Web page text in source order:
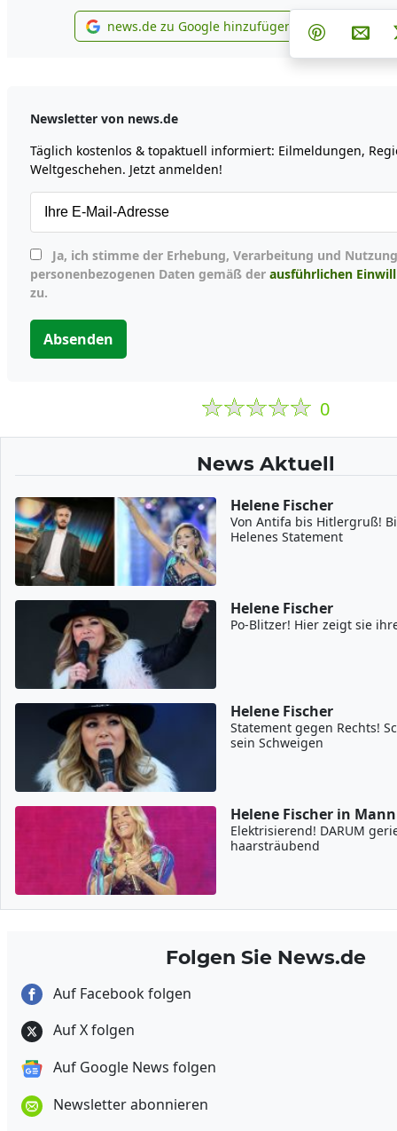
news.de zu Google hinzufügen
news.de zu Google hinzufügen Teilen
Teilen auf
Per
Newsletter von news.de
Täglich kostenlos & topaktuell informiert: Eilmeldungen,
Weltgeschehen. Jetzt anmelden!
personenbezogenen Daten gemäß der ausführlichen
zu.
Absenden
0
News Aktuell
Helene Fischer
Von Antifa bis Hitlergruß!
Helenes Statement
Helene Fischer
Po-Blitzer! Hier zeigt sie
Helene Fischer
Statement gegen Rechts!
sein Schweigen
Helene Fischer in
Elektrisierend! DARUM
haarsträubend
Folgen Sie News.de
Auf Facebook folgen
Auf X folgen
Auf Google News folgen
Newsletter abonnieren